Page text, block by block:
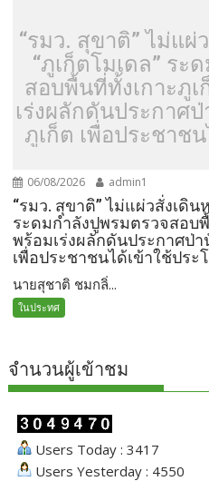
“รมว. สุขาติ” ไม่แผ่
“ภูเก็ตโมเดล” ระ
สอบพื้นที่ทั้งเกาะภู
เร่งผลักดันประกาศ
ภูเก็ต เพื่อประชาช
06/08/2026 admin1
“รมว. สุขาติ” ไม่แผ่วสั่งเดิน
ระดมกำลังปูพรมตรวจสอบ
พร้อมเร่งผลักดันประกาศป่
เพื่อประชาชนได้เข้าใช้ประ
นายสุชาติ ชมกลิ่...
ในประทศ
จำนวนผู้เข้าชม
Users Today : 3417
Users Yesterday : 4550